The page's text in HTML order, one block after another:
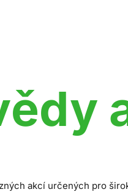
akcí určených pro